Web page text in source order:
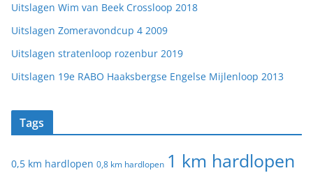
Uitslagen Wim van Beek Crossloop 2018
Uitslagen Zomeravondcup 4 2009
Uitslagen stratenloop rozenbur 2019
Uitslagen 19e RABO Haaksbergse Engelse Mijlenloop 2013
Tags
0,5 km hardlopen 0,8 km hardlopen 1 km hardlopen